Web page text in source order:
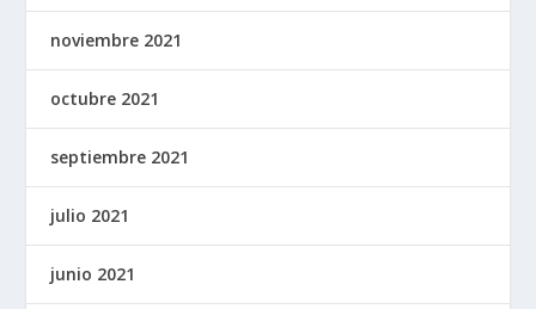
noviembre 2021
octubre 2021
septiembre 2021
julio 2021
junio 2021